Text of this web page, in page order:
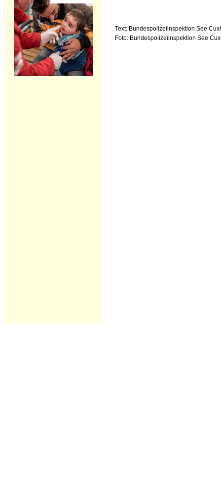
Text: Bundespolizeiinspektion See
Foto: Bundespolizeiinspektion See